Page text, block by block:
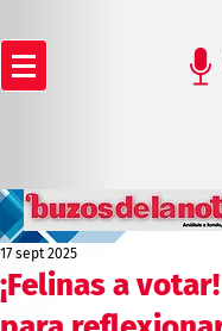
¡Felinas a
17 sept 2025